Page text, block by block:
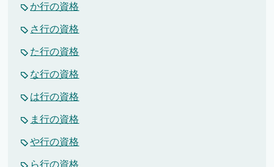
か行の資格
さ行の資格
た行の資格
な行の資格
は行の資格
ま行の資格
や行の資格
ら行の資格